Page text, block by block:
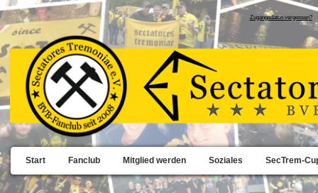
Zugangsdaten vergessen?
Start Fanclub Mitglied werden Soziales SecTrem-